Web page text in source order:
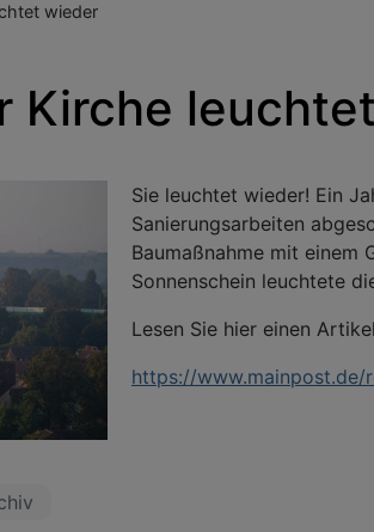
wieder
Kirche
Sie leuchtet wieder! Ein
Sanierungsarbeiten
Baumaßnahme mit einem
Sonnenschein leuchtete
Lesen Sie hier einen
https://